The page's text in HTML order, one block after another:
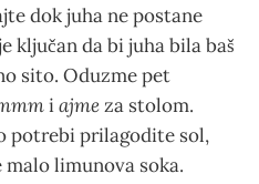
dok juha ne postane
ključan da bi juha bila baš
sito. Oduzme pet
iajmeza stolom.
potrebi prilagodite sol,
limunova soka.